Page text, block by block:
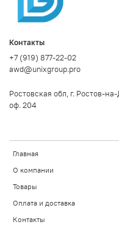
Главная
О компании
Товары
Оплата и доставка
Контакты
Контакты
+7 (919) 877-22-02
awd@unixgroup.pro
Ростовская обл, г. Ростов-
оф. 204